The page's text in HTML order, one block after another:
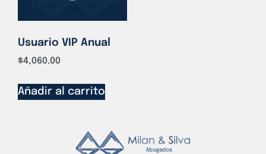
Usuario VIP Anual
$4,060.00
Añadir al carrito